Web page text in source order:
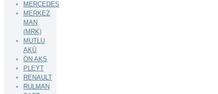
MERCEDES
MERKEZ
MAN
(MRK)
MUTLU
AKÜ
ÖN AKS
PLEYT
RENAULT
RULMAN